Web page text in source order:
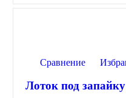
Сравнение
Лоток под